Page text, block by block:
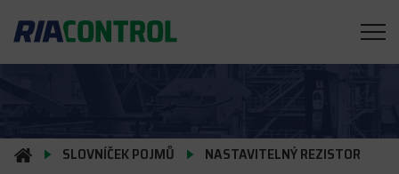
SLOVNÍČEK POJMŮ NASTAVITELNÝ REZISTOR